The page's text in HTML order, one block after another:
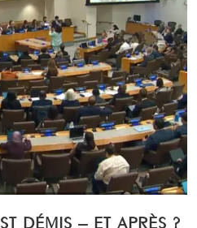
DÉMIS – ET APRÈS ?